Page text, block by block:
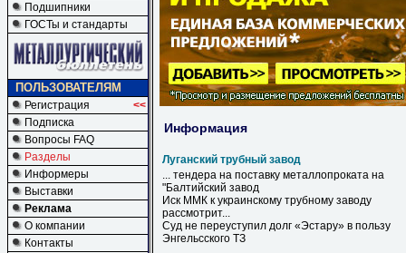
Подшипники
ГОСТы и стандарты
ПОЛЬЗОВАТЕЛЯМ
Регистрация
<<
Подписка
Вопросы FAQ
Разделы
Информеры
Выставки
Реклама
О компании
Контакты
Информация
Луганский трубный завод
... тендера на поставку металлопроката на
"Балтийский завод
Иск ММК к украинскому трубному заводу
рассмотрит...
Суд не переуступил долг «Эстару» в пользу
Энгельсского ТЗ